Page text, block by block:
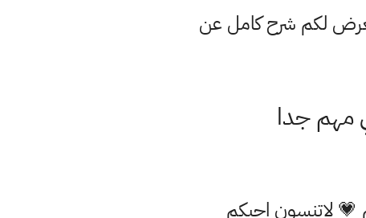
لكم شرح كامل عن
مهم جدا
💗 لاتنسون احبكم